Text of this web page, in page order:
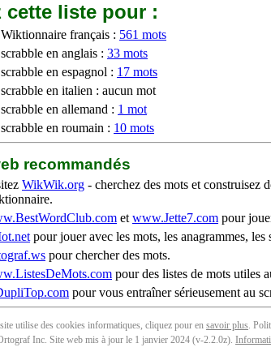
cette liste pour :
français : 561 mots
en anglais : 33 mots
en espagnol : 17 mots
en italien : aucun mot
en allemand : 1 mot
en roumain : 10 mots
recommandés
WikWik.org - cherchez des mots et construisez
et www.Jette7.com pour
pour jouer avec les mots, les anagrammes,
pour chercher des mots.
pour des listes de mots utiles
pour vous entraîner sérieusement au
utilise des cookies informatiques, cliquez pour en savoir plus.
Inc. Site web mis à jour le 1 janvier 2024 (v-2.2.0z).